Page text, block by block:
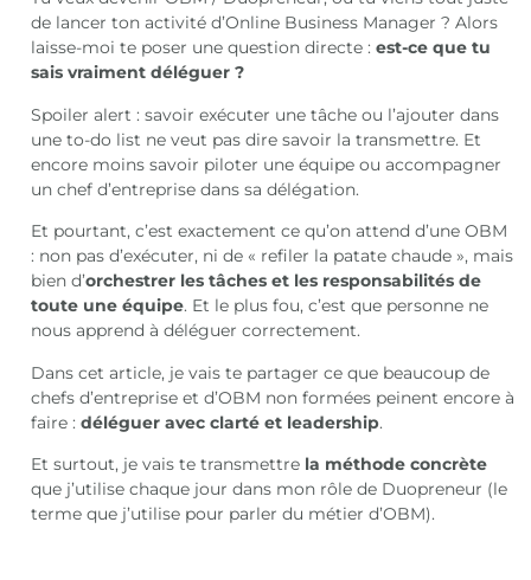
de lancer ton activité d’Online Business Manager ? Alors
laisse-moi te poser une question directe :est-ce que tu
sais vraiment déléguer ?
Spoiler alert : savoir exécuter une tâche ou l’ajouter dans
une to-do list ne veut pas dire savoir la transmettre. Et
encore moins savoir piloter une équipe ou accompagner
un chef d’entreprise dans sa délégation.
Et pourtant, c’est exactement ce qu’on attend d’une OBM
: non pas d’exécuter, ni de « refiler la patate chaude », mais
bien d’orchestrer les tâches et les responsabilités de
toute une équipe. Et le plus fou, c’est que personne ne
nous apprend à déléguer correctement.
Dans cet article, je vais te partager ce que beaucoup de
chefs d’entreprise et d’OBM non formées peinent encore à
faire :déléguer avec clarté et leadership.
Et surtout, je vais te transmettre la méthode concrète
que j’utilise chaque jour dans mon rôle de Duopreneur (le
terme que j’utilise pour parler du métier d’OBM).